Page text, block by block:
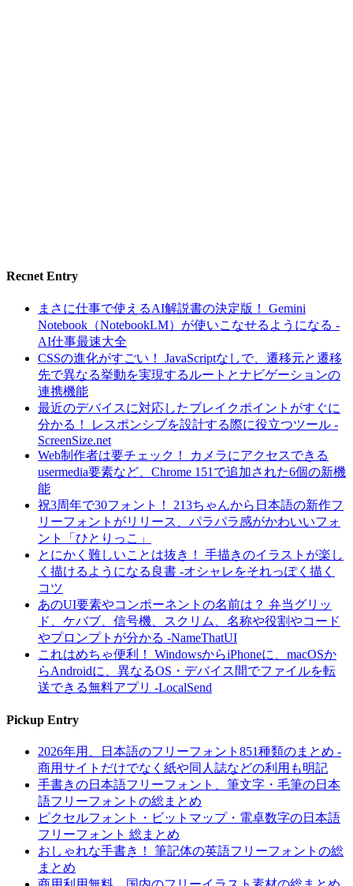
Recnet Entry
まさに仕事で使えるAI解説書の決定版！ Gemini
Notebook（NotebookLM）が使いこなせるようになる -
AI仕事最速大全
CSSの進化がすごい！ JavaScriptなしで、遷移元と遷移
先で異なる挙動を実現するルートとナビゲーションの
連携機能
最近のデバイスに対応したブレイクポイントがすぐに
分かる！ レスポンシブを設計する際に役立つツール -
ScreenSize.net
Web制作者は要チェック！ カメラにアクセスできる
usermedia要素など、Chrome 151で追加された6個の新機
能
祝3周年で30フォント！ 213ちゃんから日本語の新作フ
リーフォントがリリース、パラパラ感がかわいいフォ
ント「ひとりっこ」
とにかく難しいことは抜き！ 手描きのイラストが楽し
く描けるようになる良書 -オシャレをそれっぽく描く
コツ
あのUI要素やコンポーネントの名前は？ 弁当グリッ
ド、ケバブ、信号機、スクリム、名称や役割やコード
やプロンプトが分かる -NameThatUI
これはめちゃ便利！ WindowsからiPhoneに、macOSか
らAndroidに、異なるOS・デバイス間でファイルを転
送できる無料アプリ -LocalSend
Pickup Entry
2026年用、日本語のフリーフォント851種類のまとめ -
商用サイトだけでなく紙や同人誌などの利用も明記
手書きの日本語フリーフォント、筆文字・毛筆の日本
語フリーフォントの総まとめ
ピクセルフォント・ビットマップ・電卓数字の日本語
フリーフォント 総まとめ
おしゃれな手書き！ 筆記体の英語フリーフォントの総
まとめ